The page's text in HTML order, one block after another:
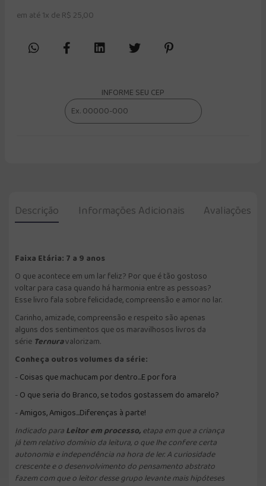
em até 1x de R$ 25,00
INFORME SEU CEP
Descrição Informações Adicionais Avaliações
Faixa Etária: 7 a 9 anos
O que acontece em um lar feliz? Por que é tão gostoso
voltar para casa quando há harmonia entre as pessoas?
Esse livro fala sobre felicidade, compreensão e amor no lar.
Carinho, amizade, compreensão e respeito são apenas
alguns dos sentimentos que os maravilhosos livros da
série Ternuravalorizam.
Conheça outros volumes da série:
-Coisas que machucam por dentro...E por fora
-O que seria do Branco, se todos gostassem do amarelo?
-Amigos, Amigos...Diferenças à parte!
Indicado paraLeitor em processo,etapa em que a criança
já tem relativo domínio da leitura, o que lhe confere certa
autonomia e independência na hora de ler. A curiosidade
crescente e o desenvolvimento do pensamento abstrato
fazem com que o leitor desse grupo levante mais hipóteses